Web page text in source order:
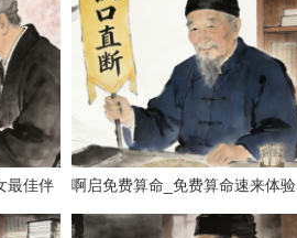
最佳伴
啊启免费算命_免费算命速来体验